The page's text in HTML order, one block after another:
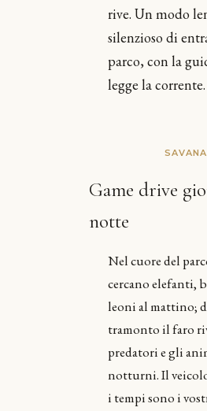
rive. Un modo
silenzioso di
parco, con la
legge la corrente.
SAVANA
Game drive
notte
Nel cuore del
cercano elefanti,
leoni al mattino;
tramonto il faro
predatori e gli
notturni. Il
i tempi sono i